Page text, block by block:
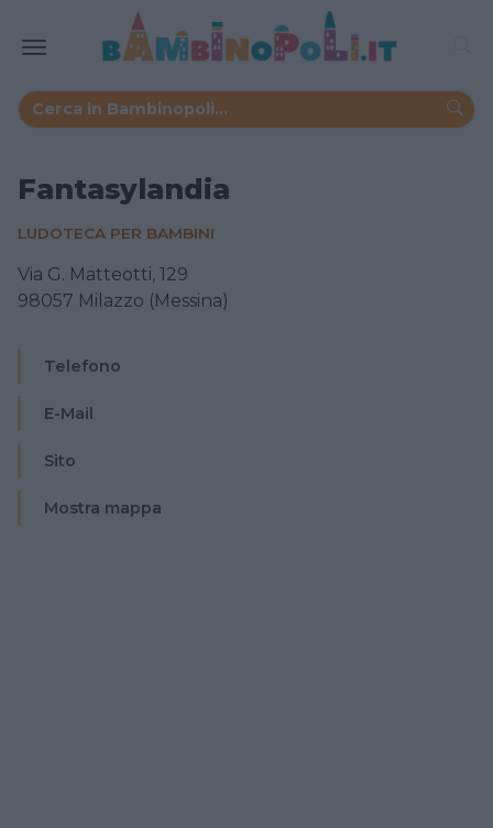
Fantasylandia
LUDOTECA PER BAMBINI
Via G. Matteotti, 129
98057 Milazzo (Messina)
Telefono
E-Mail
Sito
Mostra mappa